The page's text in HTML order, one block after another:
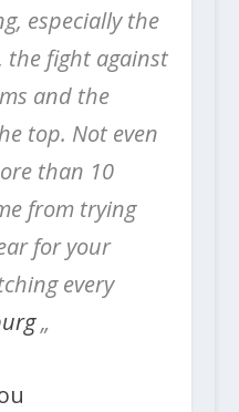
especially the
the fight against
and the
top. Not even
than 10
from trying
for your
every
„